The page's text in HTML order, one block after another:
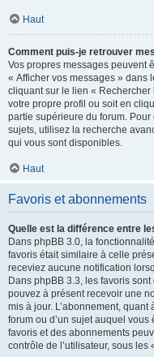
Haut
Comment puis-je retrouver
Vos propres messages peuvent
« Afficher vos messages » dans
cliquant sur le lien « Rechercher
votre propre profil ou soit en
partie supérieure du forum.
sujets, utilisez la recherche
qui vous sont disponibles.
Haut
Favoris et abonnements
Quelle est la différence entre
Dans phpBB 3.0, la
favoris était similaire à celle
receviez aucune notification
Dans phpBB 3.3, les favoris
pouvez à présent recevoir une
mis à jour. L’abonnement,
forum ou d’un sujet auquel
favoris et des abonnements
contrôle de l’utilisateur, sous les